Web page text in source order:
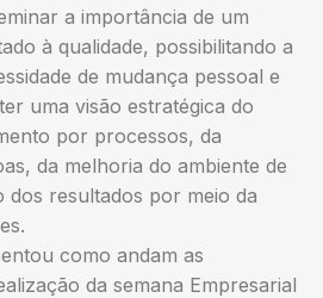
a importância de um
à qualidade, possibilitando a
de mudança pessoal e
uma visão estratégica do
por processos, da
da melhoria do ambiente de
dos resultados por meio da
como andam as
da semana Empresarial